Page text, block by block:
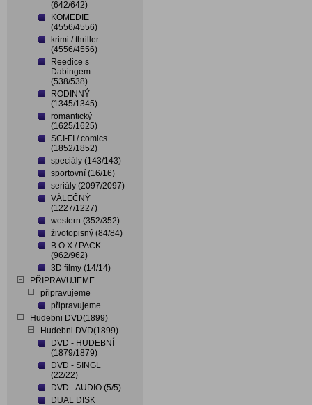
(642/642)
KOMEDIE
(4556/4556)
krimi / thriller
(4556/4556)
Reedice s
Dabingem
(538/538)
RODINNÝ
(1345/1345)
romantický
(1625/1625)
SCI-FI / comics
(1852/1852)
speciály (143/143)
sportovní (16/16)
seriály (2097/2097)
VÁLEČNÝ
(1227/1227)
western (352/352)
životopisný (84/84)
B O X / PACK
(962/962)
3D filmy (14/14)
PŘIPRAVUJEME
připravujeme
připravujeme
Hudebni DVD(1899)
Hudebni DVD(1899)
DVD - HUDEBNÍ
(1879/1879)
DVD - SINGL
(22/22)
DVD - AUDIO (5/5)
DUAL DISK